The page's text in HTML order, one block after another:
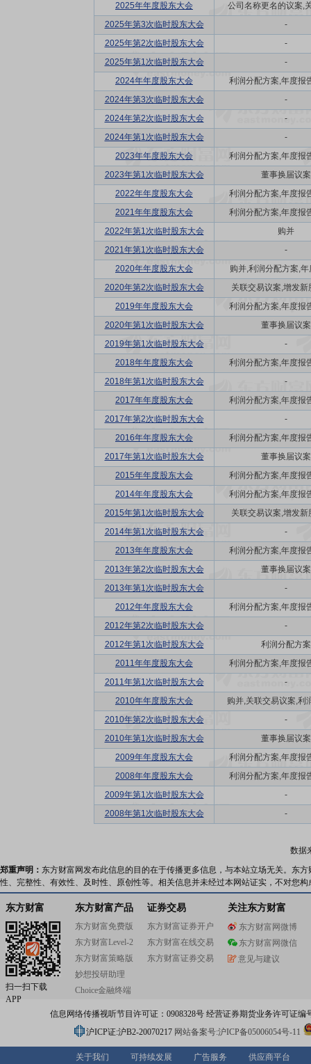
2025年年度股东大会
公司名称更名的议案,
2025年第3次临时股东大会
-
2025年第2次临时股东大会
-
2025年第1次临时股东大会
-
2024年年度股东大会
利润分配方案,年度报
2024年第3次临时股东大会
-
2024年第2次临时股东大会
-
2024年第1次临时股东大会
-
2023年年度股东大会
利润分配方案,年度报
2023年第1次临时股东大会
董事换届议案
2022年年度股东大会
利润分配方案,年度报
2021年年度股东大会
利润分配方案,年度报
2022年第1次临时股东大会
购并
2021年第1次临时股东大会
-
2020年年度股东大会
购并,利润分配方案,年
2020年第2次临时股东大会
关联交易议案,增发新
2019年年度股东大会
利润分配方案,年度报
2020年第1次临时股东大会
董事换届议案
2019年第1次临时股东大会
-
2018年年度股东大会
利润分配方案,年度报
2018年第1次临时股东大会
-
2017年年度股东大会
利润分配方案,年度报
2017年第2次临时股东大会
-
2016年年度股东大会
利润分配方案,年度报
2017年第1次临时股东大会
董事换届议案
2015年年度股东大会
利润分配方案,年度报
2014年年度股东大会
利润分配方案,年度报
2015年第1次临时股东大会
关联交易议案,增发新
2014年第1次临时股东大会
-
2013年年度股东大会
利润分配方案,年度报
2013年第2次临时股东大会
董事换届议案
2013年第1次临时股东大会
-
2012年年度股东大会
利润分配方案,年度报
2012年第2次临时股东大会
-
2012年第1次临时股东大会
利润分配方案
2011年年度股东大会
利润分配方案,年度报
2011年第1次临时股东大会
-
2010年年度股东大会
购并,关联交易议案,利
2010年第2次临时股东大会
-
2010年第1次临时股东大会
董事换届议案
2009年年度股东大会
利润分配方案,年度报
2008年年度股东大会
利润分配方案,年度报
2009年第1次临时股东大会
-
2008年第1次临时股东大会
-
数据
郑重声明： 东方财富网发布此信息的目的在于传播更多信息，与本站立场无关。东
性、完整性、有效性、及时性、原创性等。相关信息并未经过本网站证实，不对您
东方财富
扫一扫下载
APP
东方财富产品
东方财富免费版
东方财富Level-2
东方财富策略版
妙想投研助理
Choice金融终端
证券交易
东方财富证券开户
东方财富在线交易
东方财富证券交易
关注东方财富
东方财富网微博
东方财富网微信
意见与建议
信息网络传播视听节目许可证：0908328号 经营证券期货业务许可证编
沪ICP证:沪B2-20070217 网站备案号:沪ICP备05006054号-11
关于我们 可持续发展 广告服务 供应商平台